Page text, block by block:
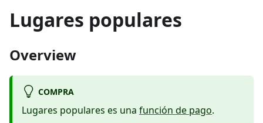
Lugares populares
Overview
COMPRA
Lugares populares es una función de pago.